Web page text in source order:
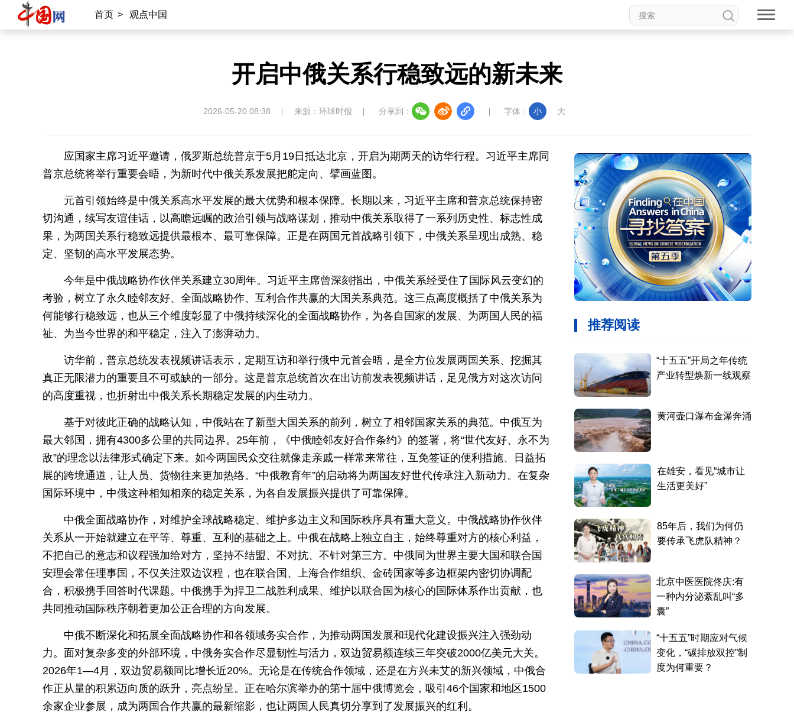
首页 > 观点中国
开启中俄关系行稳致远的新未来
2026-05-20 08:38 来源：环球时报 分享到： 字体： 小 大
应国家主席习近平邀请，俄罗斯总统普京于5月19日抵达北京，开启为期两天的访华行程。习近平主席同
普京总统将举行重要会晤，为新时代中俄关系发展把舵定向、擘画蓝图。
元首引领始终是中俄关系高水平发展的最大优势和根本保障。长期以来，习近平主席和普京总统保持密
切沟通，续写友谊佳话，以高瞻远瞩的政治引领与战略谋划，推动中俄关系取得了一系列历史性、标志性成
果，为两国关系行稳致远提供最根本、最可靠保障。正是在两国元首战略引领下，中俄关系呈现出成熟、稳
定、坚韧的高水平发展态势。
今年是中俄战略协作伙伴关系建立30周年。习近平主席曾深刻指出，中俄关系经受住了国际风云变幻的
考验，树立了永久睦邻友好、全面战略协作、互利合作共赢的大国关系典范。这三点高度概括了中俄关系为
何能够行稳致远，也从三个维度彰显了中俄持续深化的全面战略协作，为各自国家的发展、为两国人民的福
祉、为当今世界的和平稳定，注入了澎湃动力。
访华前，普京总统发表视频讲话表示，定期互访和举行俄中元首会晤，是全方位发展两国关系、挖掘其
真正无限潜力的重要且不可或缺的一部分。这是普京总统首次在出访前发表视频讲话，足见俄方对这次访问
的高度重视，也折射出中俄关系长期稳定发展的内生动力。
基于对彼此正确的战略认知，中俄站在了新型大国关系的前列，树立了相邻国家关系的典范。中俄互为
最大邻国，拥有4300多公里的共同边界。25年前，《中俄睦邻友好合作条约》的签署，将“世代友好、永不为
敌”的理念以法律形式确定下来。如今两国民众交往就像走亲戚一样常来常往，互免签证的便利措施、日益拓
展的跨境通道，让人员、货物往来更加热络。“中俄教育年”的启动将为两国友好世代传承注入新动力。在复杂
国际环境中，中俄这种相知相亲的稳定关系，为各自发展振兴提供了可靠保障。
中俄全面战略协作，对维护全球战略稳定、维护多边主义和国际秩序具有重大意义。中俄战略协作伙伴
关系从一开始就建立在平等、尊重、互利的基础之上。中俄在战略上独立自主，始终尊重对方的核心利益，
不把自己的意志和议程强加给对方，坚持不结盟、不对抗、不针对第三方。中俄同为世界主要大国和联合国
安理会常任理事国，不仅关注双边议程，也在联合国、上海合作组织、金砖国家等多边框架内密切协调配
合，积极携手回答时代课题。中俄携手为捍卫二战胜利成果、维护以联合国为核心的国际体系作出贡献，也
共同推动国际秩序朝着更加公正合理的方向发展。
中俄不断深化和拓展全面战略协作和各领域务实合作，为推动两国发展和现代化建设振兴注入强劲动
力。面对复杂多变的外部环境，中俄务实合作尽显韧性与活力，双边贸易额连续三年突破2000亿美元大关。
2026年1—4月，双边贸易额同比增长近20%。无论是在传统合作领域，还是在方兴未艾的新兴领域，中俄合
作正从量的积累迈向质的跃升，亮点纷呈。正在哈尔滨举办的第十届中俄博览会，吸引46个国家和地区1500
余家企业参展，成为两国合作共赢的最新缩影，也让两国人民真切分享到了发展振兴的红利。